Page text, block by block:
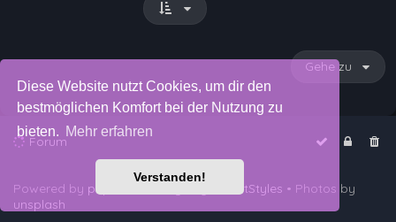
Diese Website nutzt Cookies, um dir den
bestmöglichen Komfort bei der Nutzung zu
bieten. Mehr erfahren
Verstanden!
Gehe zu
Forum
Powered by phpBB PlanetStyles • Photos by
unsplash